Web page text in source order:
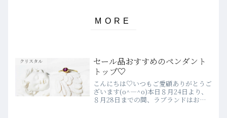
クリスタル
セール品おすすめのペンダント
トップ♡
こんにちは♡いつもご愛顧ありがとうご
ざいます(o^―^o)本日８月24日より、
８月28日までの間、ラブランドはお休